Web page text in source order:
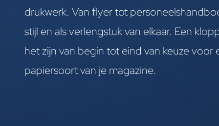
drukwerk. Van flyer tot
stijl en als verlengstuk van elkaar. Een
het zijn van begin tot eind van keuze
papiersoort van je magazine.